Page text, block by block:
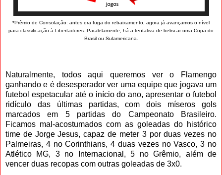
*Prêmio de Consolação: antes era fuga do rebaixamento, agora já avançamos o nível
para classificação à Libertadores. Paralelamente, há a tentativa de beliscar uma Copa do
Brasil ou Sulamericana.
Naturalmente, todos aqui queremos ver o Flamengo
ganhando e é desesperador ver uma equipe que jogava um
futebol espetacular até o início do ano, apresentar o futebol
ridículo das últimas partidas, com dois míseros gols
marcados em 5 partidas do Campeonato Brasileiro.
Ficamos mal-acostumados com as goleadas do histórico
time de Jorge Jesus, capaz de meter 3 por duas vezes no
Palmeiras, 4 no Corinthians, 4 duas vezes no Vasco, 3 no
Atlético MG, 3 no Internacional, 5 no Grêmio, além de
vencer duas recopas com outras goleadas de 3x0.